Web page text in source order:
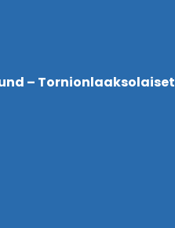
– Tornionlaaksolaiset